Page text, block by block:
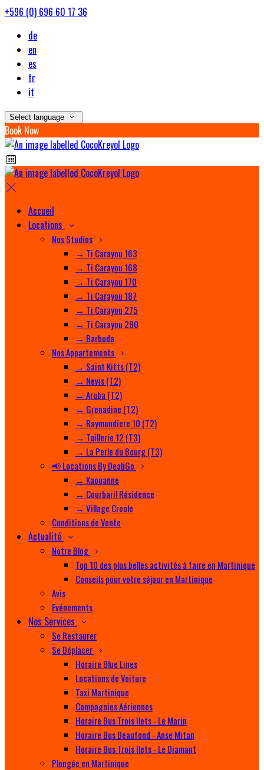
+596 (0) 696 60 17 36
de
en
es
fr
it
Select language
Book Now
Accueil
Locations
Nos Studios
→ Ti Carayou 163
→ Ti Carayou 168
→ Ti Carayou 170
→ Ti Carayou 187
→ Ti Carayou 275
→ Ti Carayou 280
→ Barbuda
Nos Appartements
→ Saint Kitts (T2)
→ Nevis (T2)
→ Aruba (T2)
→ Grenadine (T2)
→ Raymondiere 10 (T2)
→ Tuillerie 12 (T3)
→ La Perle du Bourg (T3)
📢 Locations By DealiGo
→ Kaouanne
→ Courbaril Résidence
→ Village Creole
Conditions de Vente
Actualité
Notre Blog
Top 10 des plus belles activités à faire en Martinique
Conseils pour votre séjour en Martinique
Avis
Evénements
Nos Services
Se Restaurer
Se Déplacer
Horaire Blue Lines
Locations de Voiture
Taxi Martinique
Compagnies Aériennes
Horaire Bus Trois Ilets - Le Marin
Horaire Bus Beaufond - Anse Mitan
Horaire Bus Trois Ilets - Le Diamant
Plongée en Martinique